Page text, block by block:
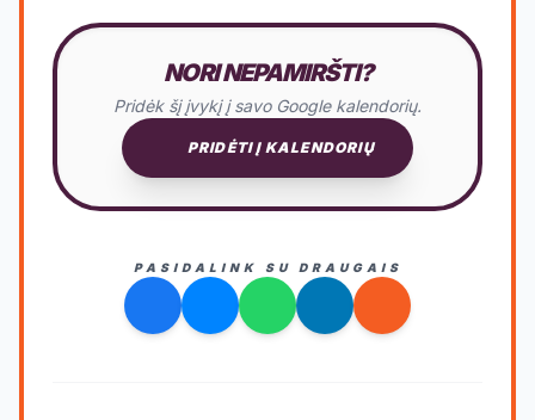
NORI NEPAMIRŠTI?
Pridėk šį įvykį į savo Google kalendorių.
PRIDĖTI Į KALENDORIŲ
PASIDALINK SU DRAUGAIS